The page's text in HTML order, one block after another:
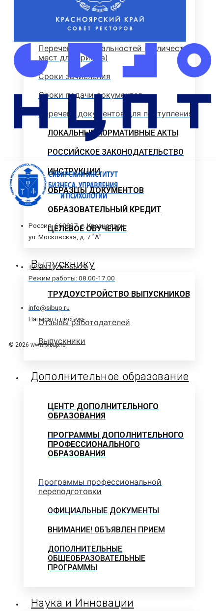
Стоимость обучения
Информация для абитуриентов
Перечень специальностей (количество
мест для приема)
Сроки зачисления
Сроки подачи документов
Перечень документов для поступления
ЛОКАЛЬНЫЕ НОРМАТИВНЫЕ АКТЫ
РОССИЙСКОЕ ЗАКОНОДАТЕЛЬСТВО
ИНСТРУКЦИИ
ОБРАЗЦЫ ДОКУМЕНТОВ
ОБРАЗОВАТЕЛЬНЫЙ КРЕДИТ
ЦЕЛЕВОЕ ОБУЧЕНИЕ
Выпускнику
ТРУДОУСТРОЙСТВО ВЫПУСКНИКОВ
Отзывы работодателей
Выпускники
Дополнительное образование
ЦЕНТР ДОПОЛНИТЕЛЬНОГО
ОБРАЗОВАНИЯ
ПРОГРАММЫ ДОПОЛНИТЕЛЬНОГО
ПРОФЕССИОНАЛЬНОГО
ОБРАЗОВАНИЯ
Программы профессиональной
переподготовки
ОФИЦИАЛЬНЫЕ ДОКУМЕНТЫ
ВНИМАНИЕ! ОБЪЯВЛЕН ПРИЕМ
ДОПОЛНИТЕЛЬНЫЕ
ОБЩЕОБРАЗОВАТЕЛЬНЫЕ
ПРОГРАММЫ
Наука и Инновации
Россия, 660037, г. Красноярск,
ул. Московская, д. 7 "А"
+7 (391) 264-55-29
Режим работы: 08.00-17.00
info@sibup.ru
Написать письмо
© 2026 www.sibup.ru